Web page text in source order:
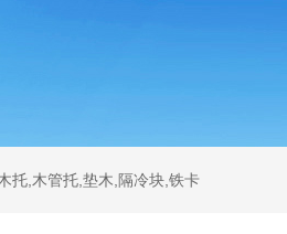
托,木管托,垫木,隔冷块,铁卡